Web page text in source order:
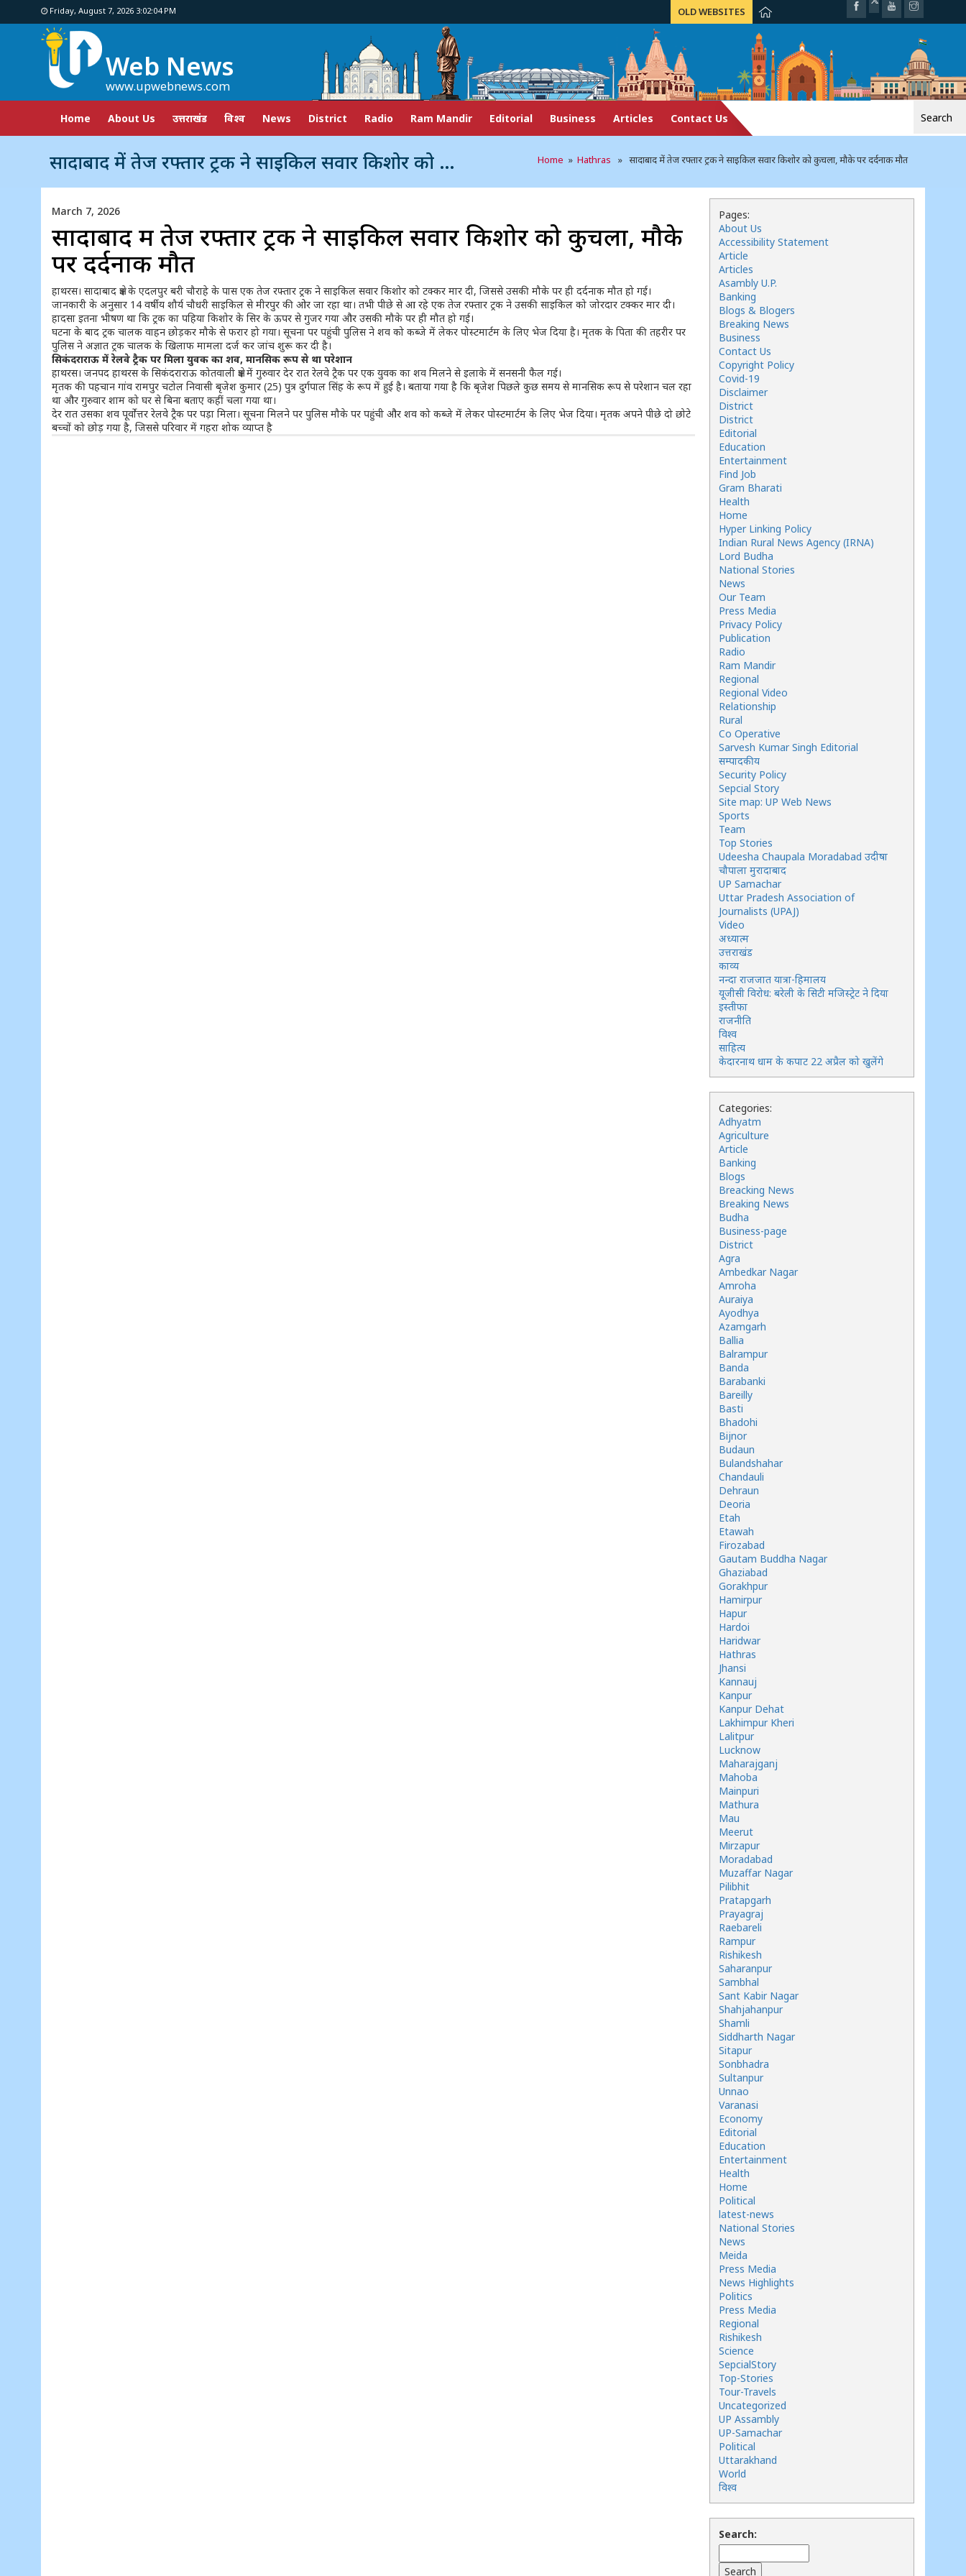
Friday, August 7, 2026 3:02:05 PM OLD WEBSITES
Web News
www.upwebnews.com
Home About Us उत्तराखंड विश्व News District Radio Ram Mandir Editorial Business Articles Contact Us
सादाबाद में तेज रफ्तार ट्रक ने साइकिल सवार किशोर को कुचला, मौके पर दर्दनाक मौत Home » Hathras » सादाबाद में तेज रफ्तार ट्रक ने साइकिल सवार किशोर को कुचला, मौके पर दर्दनाक मौत
March 7, 2026
सादाबाद में तेज रफ्तार ट्रक ने साइकिल सवार किशोर को कुचला, मौके
पर दर्दनाक मौत
हाथरस। सादाबाद क्षेत्र के एदलपुर बरी चौराहे के पास एक तेज रफ्तार ट्रक ने साइकिल सवार किशोर को टक्कर मार दी, जिससे उसकी मौके पर ही दर्दनाक मौत हो गई।
जानकारी के अनुसार 14 वर्षीय शौर्य चौधरी साइकिल से मीरपुर की ओर जा रहा था। तभी पीछे से आ रहे एक तेज रफ्तार ट्रक ने उसकी साइकिल को जोरदार टक्कर मार दी।
हादसा इतना भीषण था कि ट्रक का पहिया किशोर के सिर के ऊपर से गुजर गया और उसकी मौके पर ही मौत हो गई।
घटना के बाद ट्रक चालक वाहन छोड़कर मौके से फरार हो गया। सूचना पर पहुंची पुलिस ने शव को कब्जे में लेकर पोस्टमार्टम के लिए भेज दिया है। मृतक के पिता की तहरीर पर
पुलिस ने अज्ञात ट्रक चालक के खिलाफ मामला दर्ज कर जांच शुरू कर दी है।
सिकंदराराऊ में रेलवे ट्रैक पर मिला युवक का शव, मानसिक रूप से था परेशान
हाथरस। जनपद हाथरस के सिकंदराराऊ कोतवाली क्षेत्र में गुरुवार देर रात रेलवे ट्रैक पर एक युवक का शव मिलने से इलाके में सनसनी फैल गई।
मृतक की पहचान गांव रामपुर चटोल निवासी बृजेश कुमार (25) पुत्र दुर्गपाल सिंह के रूप में हुई है। बताया गया है कि बृजेश पिछले कुछ समय से मानसिक रूप से परेशान चल रहा
था और गुरुवार शाम को घर से बिना बताए कहीं चला गया था।
देर रात उसका शव पूर्वोत्तर रेलवे ट्रैक पर पड़ा मिला। सूचना मिलने पर पुलिस मौके पर पहुंची और शव को कब्जे में लेकर पोस्टमार्टम के लिए भेज दिया। मृतक अपने पीछे दो छोटे
बच्चों को छोड़ गया है, जिससे परिवार में गहरा शोक व्याप्त है
Pages:
About Us
Accessibility Statement
Article
Articles
Asambly U.P.
Banking
Blogs & Blogers
Breaking News
Business
Contact Us
Copyright Policy
Covid-19
Disclaimer
District
District
Editorial
Education
Entertainment
Find Job
Gram Bharati
Health
Home
Hyper Linking Policy
Indian Rural News Agency (IRNA)
Lord Budha
National Stories
News
Our Team
Press Media
Privacy Policy
Publication
Radio
Ram Mandir
Regional
Regional Video
Relationship
Rural
Co Operative
Sarvesh Kumar Singh Editorial
सम्पादकीय
Security Policy
Sepcial Story
Site map: UP Web News
Sports
Team
Top Stories
Udeesha Chaupala Moradabad उदीषा
चौपाला मुरादाबाद
UP Samachar
Uttar Pradesh Association of
Journalists (UPAJ)
Video
अध्यात्म
उत्तराखंड
काव्य
नन्दा राजजात यात्रा-हिमालय
यूजीसी विरोध: बरेली के सिटी मजिस्ट्रेट ने दिया
इस्तीफा
राजनीति
विश्व
साहित्य
केदारनाथ धाम के कपाट 22 अप्रैल को खुलेंगे
Categories:
Adhyatm
Agriculture
Article
Banking
Blogs
Breacking News
Breaking News
Budha
Business-page
District
Agra
Ambedkar Nagar
Amroha
Auraiya
Ayodhya
Azamgarh
Ballia
Balrampur
Banda
Barabanki
Bareilly
Basti
Bhadohi
Bijnor
Budaun
Bulandshahar
Chandauli
Dehraun
Deoria
Etah
Etawah
Firozabad
Gautam Buddha Nagar
Ghaziabad
Gorakhpur
Hamirpur
Hapur
Hardoi
Haridwar
Hathras
Jhansi
Kannauj
Kanpur
Kanpur Dehat
Lakhimpur Kheri
Lalitpur
Lucknow
Maharajganj
Mahoba
Mainpuri
Mathura
Mau
Meerut
Mirzapur
Moradabad
Muzaffar Nagar
Pilibhit
Pratapgarh
Prayagraj
Raebareli
Rampur
Rishikesh
Saharanpur
Sambhal
Sant Kabir Nagar
Shahjahanpur
Shamli
Siddharth Nagar
Sitapur
Sonbhadra
Sultanpur
Unnao
Varanasi
Economy
Editorial
Education
Entertainment
Health
Home
Political
latest-news
National Stories
News
Meida
Press Media
News Highlights
Politics
Press Media
Regional
Rishikesh
Science
SepcialStory
Top-Stories
Tour-Travels
Uncategorized
UP Assambly
UP-Samachar
Political
Uttarakhand
World
विश्व
Search: